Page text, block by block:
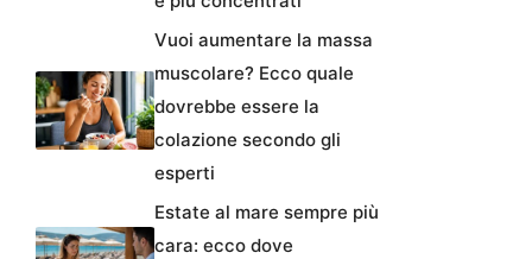
Vuoi aumentare la massa
muscolare? Ecco quale
dovrebbe essere la
colazione secondo gli
esperti
Estate al mare sempre più
cara: ecco dove